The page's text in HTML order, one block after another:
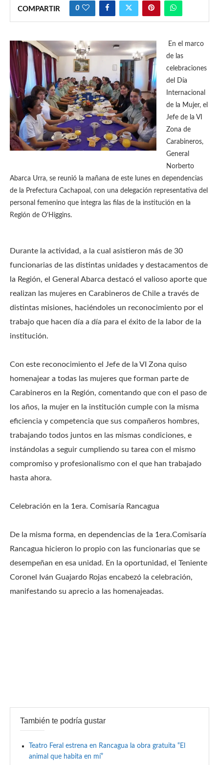
COMPARTIR 0
En el marco
de las
celebraciones
del Día
Internacional
de la Mujer, el
Jefe de la VI
Zona de
Carabineros,
General
Norberto
Abarca Urra, se reunió la mañana de este lunes en dependencias
de la Prefectura Cachapoal, con una delegación representativa del
personal femenino que integra las filas de la institución en la
Región de O’Higgins.
Durante la actividad, a la cual asistieron más de 30
funcionarias de las distintas unidades y destacamentos de
la Región, el General Abarca destacó el valioso aporte que
realizan las mujeres en Carabineros de Chile a través de
distintas misiones, haciéndoles un reconocimiento por el
trabajo que hacen día a día para el éxito de la labor de la
institución.
Con este reconocimiento el Jefe de la VI Zona quiso
homenajear a todas las mujeres que forman parte de
Carabineros en la Región, comentando que con el paso de
los años, la mujer en la institución cumple con la misma
eficiencia y competencia que sus compañeros hombres,
trabajando todos juntos en las mismas condiciones, e
instándolas a seguir cumpliendo su tarea con el mismo
compromiso y profesionalismo con el que han trabajado
hasta ahora.
Celebración en la 1era. Comisaría Rancagua
De la misma forma, en dependencias de la 1era.Comisaría
Rancagua hicieron lo propio con las funcionarias que se
desempeñan en esa unidad. En la oportunidad, el Teniente
Coronel Iván Guajardo Rojas encabezó la celebración,
manifestando su aprecio a las homenajeadas.
También te podría gustar
Teatro Feral estrena en Rancagua la obra gratuita “El
animal que habita en mí”